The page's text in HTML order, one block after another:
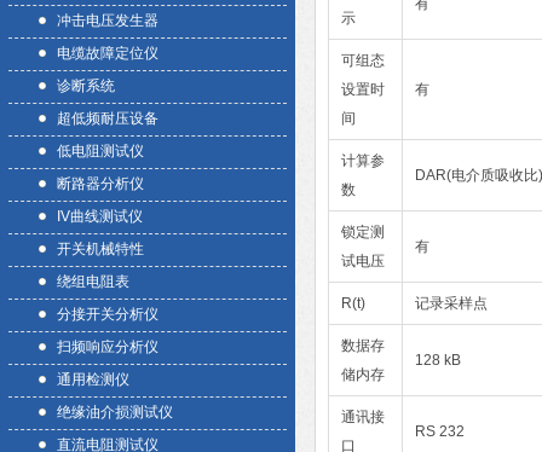
冲击电压发生器
电缆故障定位仪
诊断系统
超低频耐压设备
低电阻测试仪
断路器分析仪
IV曲线测试仪
开关机械特性
绕组电阻表
分接开关分析仪
扫频响应分析仪
通用检测仪
绝缘油介损测试仪
直流电阻测试仪
示
有
可组态
设置时
间
有
计算参
数
DAR(电介质吸收
锁定测
试电压
有
R(t) 记录采样点
数据存
储内存
128 kB
通讯接
口
RS 232